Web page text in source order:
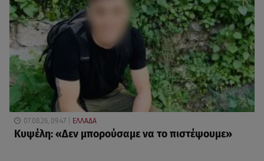
07.08.26, 09:47 ΕΛΛΑΔΑ
Κυψέλη: «Δεν μπορούσαμε να το πιστέψουμε»